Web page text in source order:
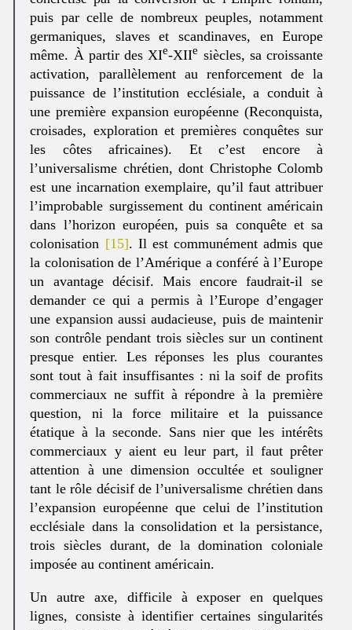
puis par celle de nombreux peuples, notamment
germaniques, slaves et scandinaves, en Europe
même. À partir des XIe-XIIe siècles, sa croissante
activation, parallèlement au renforcement de la
puissance de l’institution ecclésiale, a conduit à
une première expansion européenne (Reconquista,
croisades, exploration et premières conquêtes sur
les côtes africaines). Et c’est encore à
l’universalisme chrétien, dont Christophe Colomb
est une incarnation exemplaire, qu’il faut attribuer
l’improbable surgissement du continent américain
dans l’horizon européen, puis sa conquête et sa
colonisation [15]. Il est communément admis que
la colonisation de l’Amérique a conféré à l’Europe
un avantage décisif. Mais encore faudrait-il se
demander ce qui a permis à l’Europe d’engager
une expansion aussi audacieuse, puis de maintenir
son contrôle pendant trois siècles sur un continent
presque entier. Les réponses les plus courantes
sont tout à fait insuffisantes : ni la soif de profits
commerciaux ne suffit à répondre à la première
question, ni la force militaire et la puissance
étatique à la seconde. Sans nier que les intérêts
commerciaux y aient eu leur part, il faut prêter
attention à une dimension occultée et souligner
tant le rôle décisif de l’universalisme chrétien dans
l’expansion européenne que celui de l’institution
ecclésiale dans la consolidation et la persistance,
trois siècles durant, de la domination coloniale
imposée au continent américain.
Un autre axe, difficile à exposer en quelques
lignes, consiste à identifier certaines singularités